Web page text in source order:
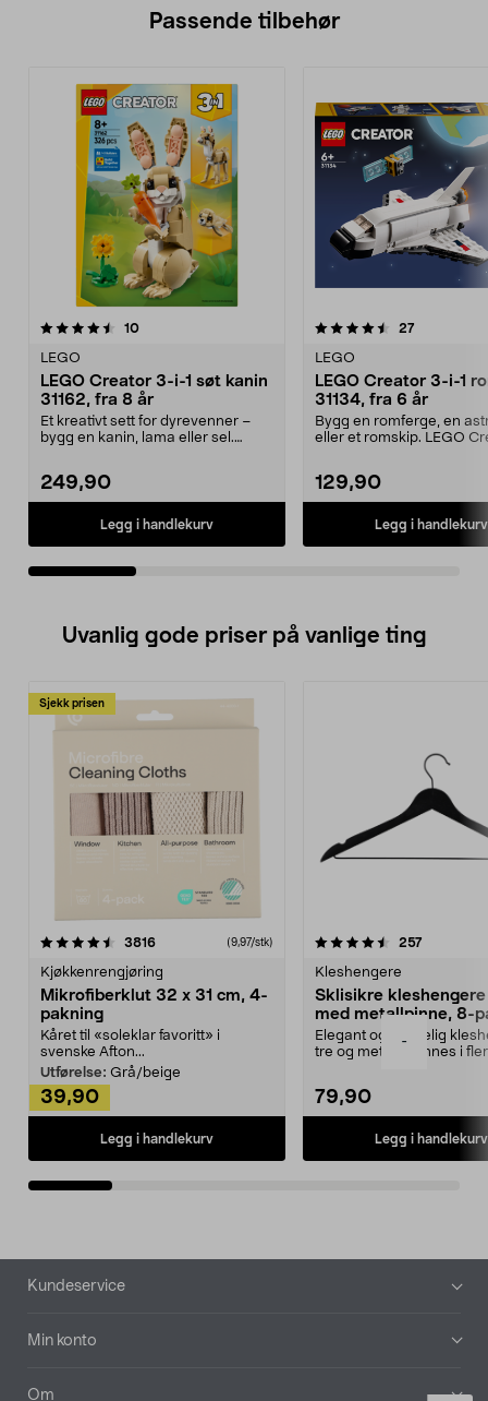
-
Passende tilbehør
10anmeldelser
LEGO
LEGO Creator 3-i-1 søt kanin
31162, fra 8 år
Et kreativt sett for dyrevenner –
bygg en kanin, lama eller sel.
249,90
Legg i handlekurv
4.5av 5 stjerner 27
LEGO
LEGO Creator 3-i-1
31134, fra 6 år
Bygg en romferge, en
eller et romskip. LEGO
129,90
Legg i handlekurv
5.0av 5 stjerner
Uvanlig gode priser på vanlige ting
Sjekk prisen
3816anmeldelser(9,97/stk)
Kjøkkenrengjøring
Mikrofiberklut 32 x 31 cm, 4-
pakning
Kåret til «soleklar favoritt» i
svenske Afton...
Utførelse: Grå/beige
39,90
Legg i handlekurv
4.5av 5 stjerner 257
Kleshengere
Sklisikre
med metallpinne, 8-
Elegant og skikkelig
tre og metall – finnes i
79,90
Legg i handlekurv
4.5av 5 stjerner
Bunntekst
Kundeservice
Min konto
Om